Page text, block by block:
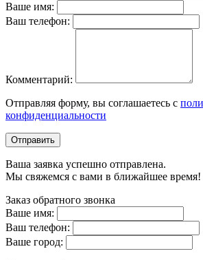
Ваше имя:
Ваш телефон:
Комментарий:
Отправляя форму, вы соглашаетесь с
конфиденциальности
Отправить
Ваша заявка успешно отправлена.
Мы свяжемся с вами в ближайшее время!
Заказ обратного звонка
Ваше имя:
Ваш телефон:
Ваше город: